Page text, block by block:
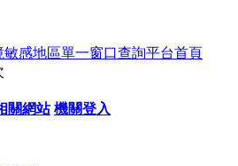
關網站 機關登入